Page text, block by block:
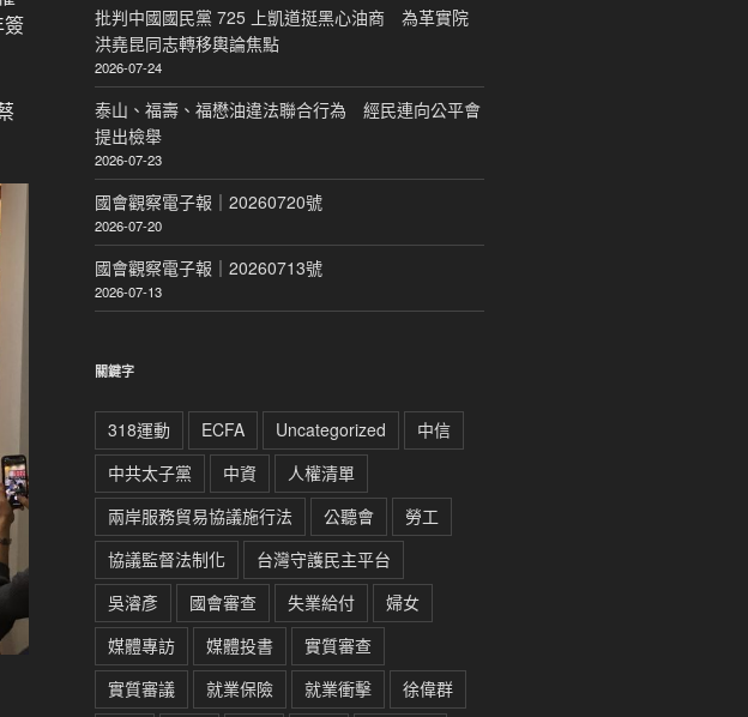
簽
批判中國國民黨 725 上凱道挺黑心油商 為革實院
洪堯昆同志轉移輿論焦點
2026-07-24
泰山、福壽、福懋油違法聯合行為 經民連向公平會
提出檢舉
2026-07-23
國會觀察電子報｜20260720號
2026-07-20
國會觀察電子報｜20260713號
2026-07-13
關鍵字
318運動 ECFA Uncategorized
中信
中共太子黨
中資
人權清單
兩岸服務貿易協議施行法
公聽會
勞工
協議監督法制化
台灣守護民主平台
吳濬彥
國會審查 失業給付
婦女
媒體專訪
媒體投書
實質審查
實質審議
就業保險 就業衝擊
徐偉群